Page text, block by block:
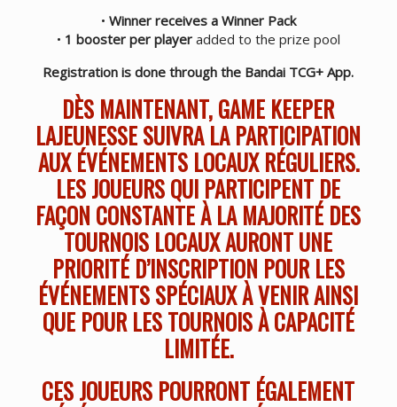
• Winner receives a Winner Pack
• 1 booster per playeradded to the prize pool
Registration is done through the Bandai TCG+ App.
DÈS MAINTENANT, GAME KEEPER
LAJEUNESSE SUIVRA LA PARTICIPATION
AUX ÉVÉNEMENTS LOCAUX RÉGULIERS.
LES JOUEURS QUI PARTICIPENT DE
FAÇON CONSTANTE À LA MAJORITÉ DES
TOURNOIS LOCAUX AURONT UNE
PRIORITÉ D’INSCRIPTION POUR LES
ÉVÉNEMENTS SPÉCIAUX À VENIR AINSI
QUE POUR LES TOURNOIS À CAPACITÉ
LIMITÉE.
CES JOUEURS POURRONT ÉGALEMENT